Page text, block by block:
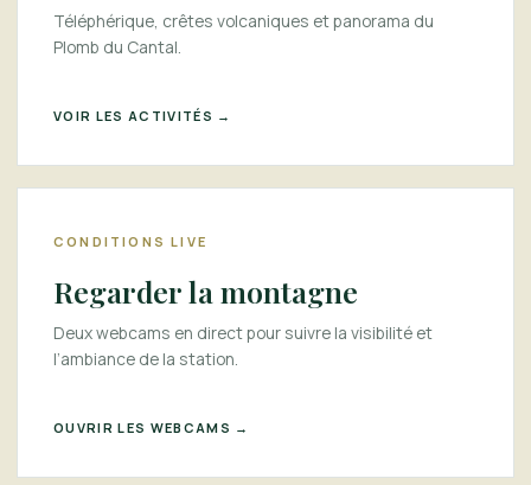
Téléphérique, crêtes volcaniques et panorama du
Plomb du Cantal.
VOIR LES ACTIVITÉS →
CONDITIONS LIVE
Regarder la montagne
Deux webcams en direct pour suivre la visibilité et
l’ambiance de la station.
OUVRIR LES WEBCAMS →